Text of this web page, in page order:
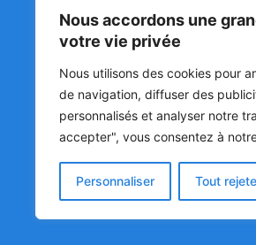
Nous accordons une
votre vie privée
Nous utilisons des cookies pour
de navigation, diffuser des
personnalisés et analyser notre
accepter", vous consentez à
Personnaliser Tout
Matin Libre
Premiers sur l'info !